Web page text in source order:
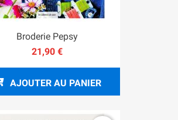
Broderie Pepsy
21,90 €
AJOUTER AU PANIER